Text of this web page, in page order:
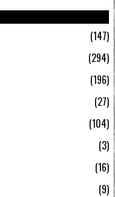
147
294
196
27
104
3
16
9